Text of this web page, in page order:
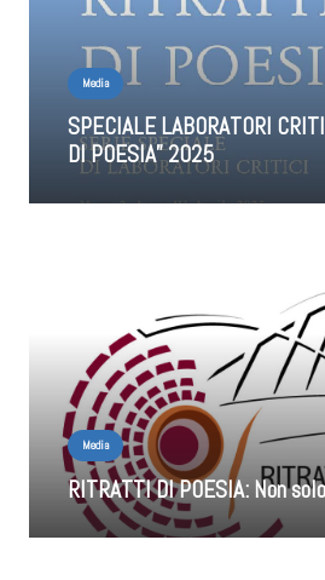
Media
SPECIALE LABORATORI
DI POESIA” 2025
Media
RITRATTI DI POESIA: Non